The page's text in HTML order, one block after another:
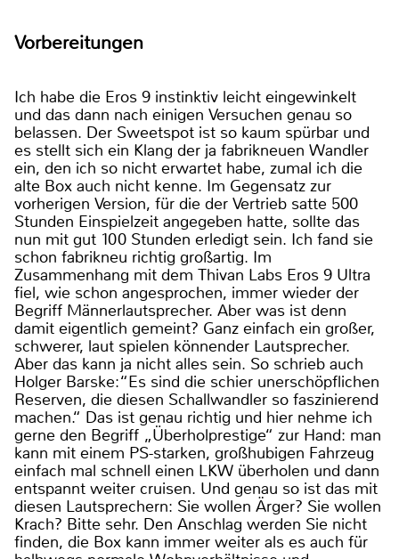
Vorbereitungen
Ich habe die Eros 9 instinktiv leicht eingewinkelt
und das dann nach einigen Versuchen genau so
belassen. Der Sweetspot ist so kaum spürbar und
es stellt sich ein Klang der ja fabrikneuen Wandler
ein, den ich so nicht erwartet habe, zumal ich die
alte Box auch nicht kenne. Im Gegensatz zur
vorherigen Version, für die der Vertrieb satte 500
Stunden Einspielzeit angegeben hatte, sollte das
nun mit gut 100 Stunden erledigt sein. Ich fand sie
schon fabrikneu richtig großartig. Im
Zusammenhang mit dem Thivan Labs Eros 9 Ultra
fiel, wie schon angesprochen, immer wieder der
Begriff Männerlautsprecher. Aber was ist denn
damit eigentlich gemeint? Ganz einfach ein großer,
schwerer, laut spielen könnender Lautsprecher.
Aber das kann ja nicht alles sein. So schrieb auch
Holger Barske:“Es sind die schier unerschöpflichen
Reserven, die diesen Schallwandler so faszinierend
machen.“ Das ist genau richtig und hier nehme ich
gerne den Begriff „Überholprestige“ zur Hand: man
kann mit einem PS-starken, großhubigen Fahrzeug
einfach mal schnell einen LKW überholen und dann
entspannt weiter cruisen. Und genau so ist das mit
diesen Lautsprechern: Sie wollen Ärger? Sie wollen
Krach? Bitte sehr. Den Anschlag werden Sie nicht
finden, die Box kann immer weiter als es auch für